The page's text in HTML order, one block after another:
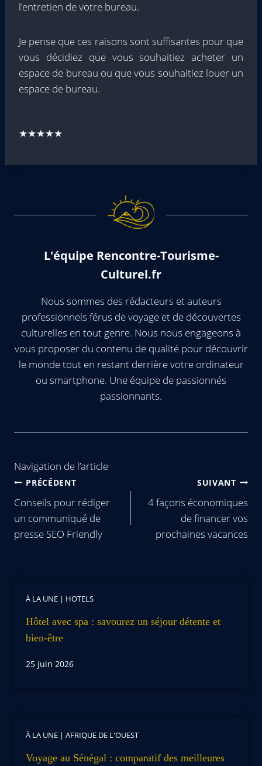
l’entretien de votre bureau.
Je pense que ces raisons sont suffisantes pour que
vous décidiez que vous souhaitiez acheter un
espace de bureau ou que vous souhaitiez louer un
espace de bureau.
★★★★★
L'équipe Rencontre-Tourisme-
Culturel.fr
Nous sommes des rédacteurs et auteurs
professionnels férus de voyage et de découvertes
culturelles en tout genre. Nous nous engageons à
vous proposer du contenu de qualité pour découvrir
le monde tout en restant derrière votre ordinateur
ou smartphone. Une équipe de passionnés
passionnants.
Navigation de l’article
PRÉCÉDENT
Conseils pour rédiger
un communiqué de
presse SEO Friendly
SUIVANT
4 façons économiques
de financer vos
prochaines vacances
À LA UNE | HOTELS
Hôtel avec spa : savourez un séjour détente et
bien-être
25 juin 2026
À LA UNE | AFRIQUE DE L'OUEST
Voyage au Sénégal : comparatif des meilleures